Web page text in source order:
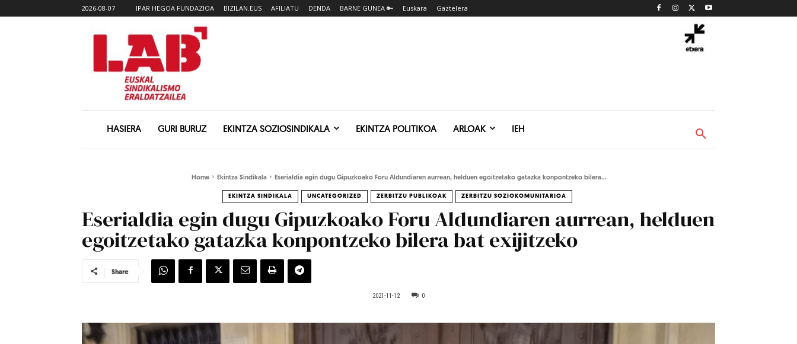
2026-08-07 IPAR HEGOA FUNDAZIOA BIZILAN.EUS AFILIATU DENDA BARNE GUNEA 🔑 Euskara Gaztelera
HASIERA GURI BURUZ EKINTZA SOZIOSINDIKALA EKINTZA POLITIKOA ARLOAK IEH
Home Ekintza Sindikala Eserialdia egin dugu Gipuzkoako Foru Aldundiaren aurrean, helduen egoitzetako gatazka konpontzeko bilera...
EKINTZA SINDIKALA UNCATEGORIZED ZERBITZU PUBLIKOAK ZERBITZU SOZIOKOMUNITARIOA
Eserialdia egin dugu Gipuzkoako Foru Aldundiaren aurrean, helduen
egoitzetako gatazka konpontzeko bilera bat exijitzeko
Share
2021-11-12 0